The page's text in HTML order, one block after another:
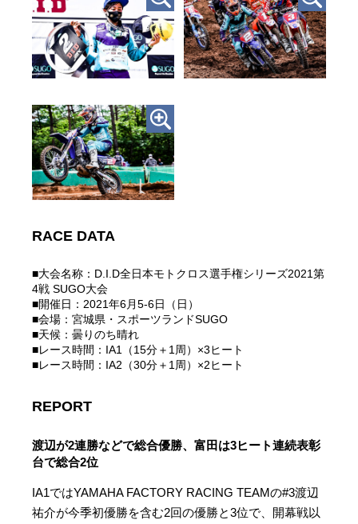
RACE DATA
■大会名称：D.I.D全日本モトクロス選手権シリーズ2021第
4戦 SUGO大会
■開催日：2021年6月5-6日（日）
■会場：宮城県・スポーツランドSUGO
■天候：曇りのち晴れ
■レース時間：IA1（15分＋1周）×3ヒート
■レース時間：IA2（30分＋1周）×2ヒート
REPORT
渡辺が2連勝などで総合優勝、富田は3ヒート連続表彰
台で総合2位
IA1ではYAMAHA FACTORY RACING TEAMの#3渡辺
祐介が今季初優勝を含む2回の優勝と3位で、開幕戦以